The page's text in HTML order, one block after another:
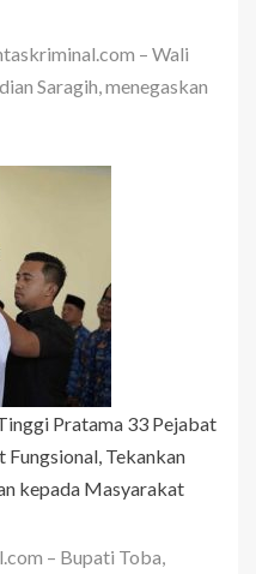
– Wali
Saragih, menegaskan
Pratama 33 Pejabat
Tekankan
kepada Masyarakat
– Bupati Toba,